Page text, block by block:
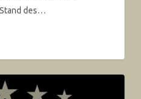
des…